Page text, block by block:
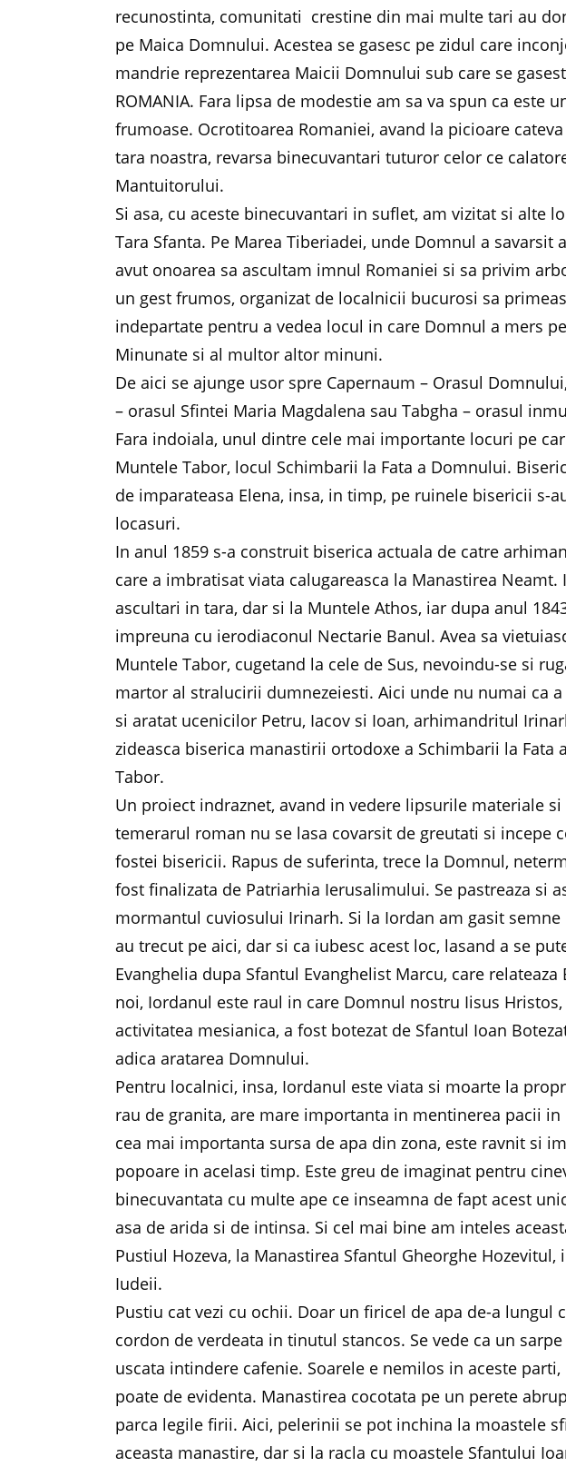
recunostinta, comunitati crestine din mai multe tari au
pe Maica Domnului. Acestea se gasesc pe zidul care
mandrie reprezentarea Maicii Domnului sub care se
ROMANIA. Fara lipsa de modestie am sa va spun ca este
frumoase. Ocrotitoarea Romaniei, avand la picioare
tara noastra, revarsa binecuvantari tuturor celor ce
Mantuitorului.
Si asa, cu aceste binecuvantari in suflet, am vizitat si alte
Tara Sfanta. Pe Marea Tiberiadei, unde Domnul a
avut onoarea sa ascultam imnul Romaniei si sa privim
un gest frumos, organizat de localnicii bucurosi sa
indepartate pentru a vedea locul in care Domnul a mers
Minunate si al multor altor minuni.
De aici se ajunge usor spre Capernaum – Orasul
– orasul Sfintei Maria Magdalena sau Tabgha – orasul
Fara indoiala, unul dintre cele mai importante locuri pe
Muntele Tabor, locul Schimbarii la Fata a Domnului.
de imparateasa Elena, insa, in timp, pe ruinele bisericii s-
locasuri.
In anul 1859 s-a construit biserica actuala de catre
care a imbratisat viata calugareasca la Manastirea
ascultari in tara, dar si la Muntele Athos, iar dupa anul
impreuna cu ierodiaconul Nectarie Banul. Avea sa
Muntele Tabor, cugetand la cele de Sus, nevoindu-se si
martor al stralucirii dumnezeiesti. Aici unde nu numai ca
si aratat ucenicilor Petru, Iacov si Ioan, arhimandritul
zideasca biserica manastirii ortodoxe a Schimbarii la Fata
Tabor.
Un proiect indraznet, avand in vedere lipsurile materiale
temerarul roman nu se lasa covarsit de greutati si incepe
fostei bisericii. Rapus de suferinta, trece la Domnul,
fost finalizata de Patriarhia Ierusalimului. Se pastreaza si
mormantul cuviosului Irinarh. Si la Iordan am gasit
au trecut pe aici, dar si ca iubesc acest loc, lasand a se
Evanghelia dupa Sfantul Evanghelist Marcu, care
noi, Iordanul este raul in care Domnul nostru Iisus
activitatea mesianica, a fost botezat de Sfantul Ioan
adica aratarea Domnului.
Pentru localnici, insa, Iordanul este viata si moarte la
rau de granita, are mare importanta in mentinerea pacii
cea mai importanta sursa de apa din zona, este ravnit si
popoare in acelasi timp. Este greu de imaginat pentru
binecuvantata cu multe ape ce inseamna de fapt acest
asa de arida si de intinsa. Si cel mai bine am inteles
Pustiul Hozeva, la Manastirea Sfantul Gheorghe
Iudeii.
Pustiu cat vezi cu ochii. Doar un firicel de apa de-a lungul
cordon de verdeata in tinutul stancos. Se vede ca un
uscata intindere cafenie. Soarele e nemilos in aceste
poate de evidenta. Manastirea cocotata pe un perete
parca legile firii. Aici, pelerinii se pot inchina la moastele
aceasta manastire, dar si la racla cu moastele Sfantului